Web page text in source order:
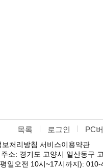
목록 로그인 PC
보처리방침 서비스이용약관
소: 경기도 고양시 일산동구
일오전 10시~17시까지):